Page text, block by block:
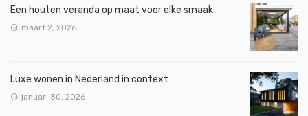
Een houten veranda op maat voor elke smaak
maart 2, 2026
Luxe wonen in Nederland in context
januari 30, 2026